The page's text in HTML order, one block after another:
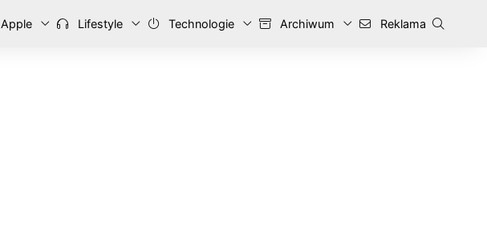
Apple Lifestyle Technologie Archiwum Reklama